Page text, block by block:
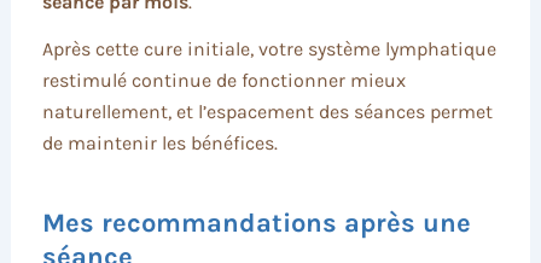
Après cette cure initiale, votre système lymphatique
restimulé continue de fonctionner mieux
naturellement, et l’espacement des séances permet
de maintenir les bénéfices.
Mes recommandations après une
séance